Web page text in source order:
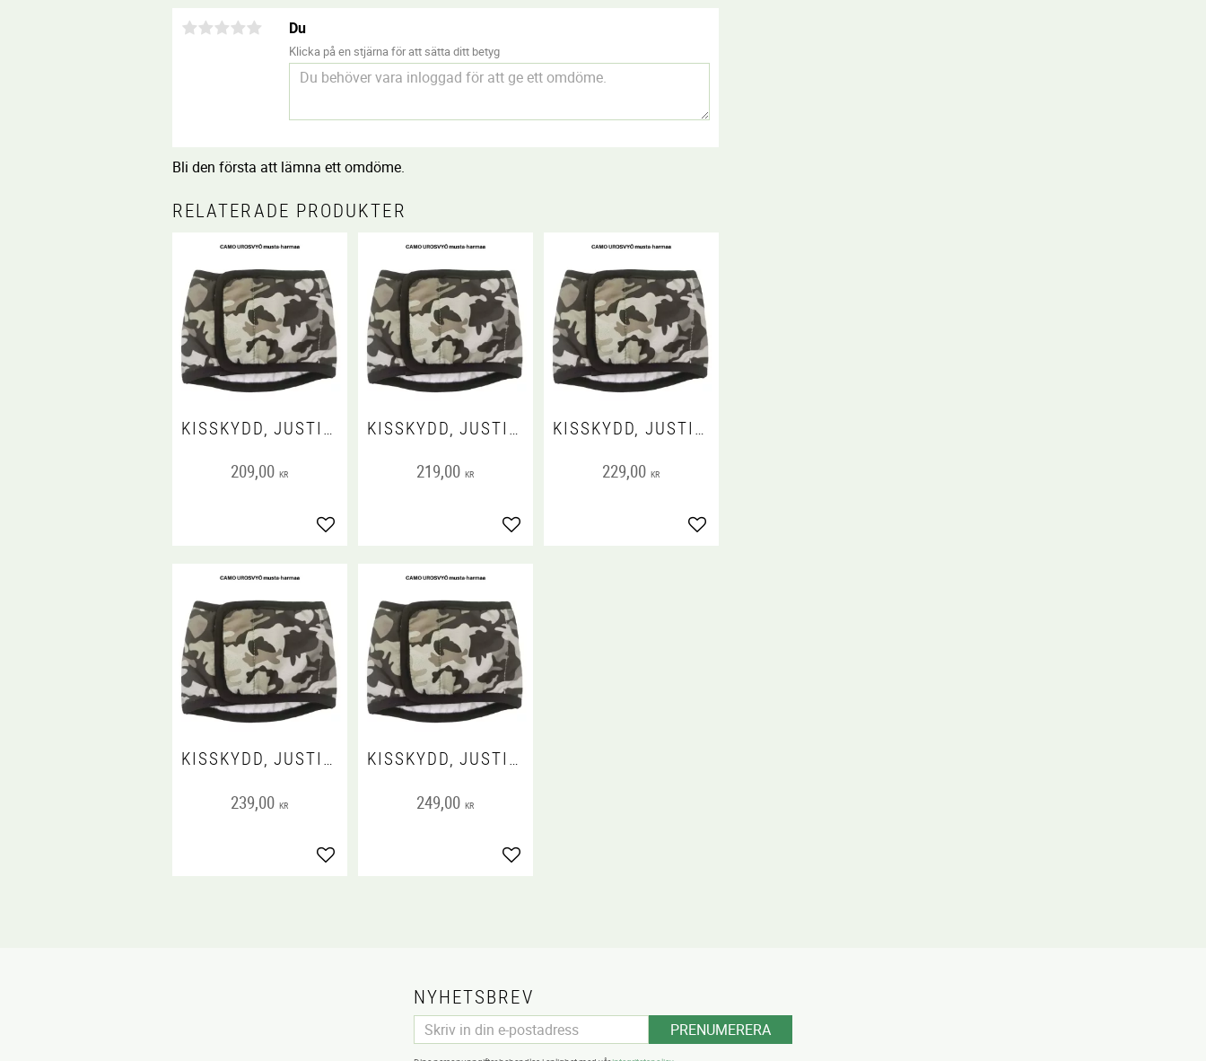
Du
Klicka på en stjärna för att sätta ditt betyg
Bli den första att lämna ett omdöme.
RELATERADE PRODUKTER
KISSKYDD, JUSTINCASE CAMO, XXS
209,00 KR
Lägg till i favoriter
KISSKYDD, JUSTINCASE CAMO, XS
219,00 KR
Lägg till i favoriter
KISSKYDD, JUSTINCASE CAMO, S
229,00 KR
Lägg till i favoriter
KISSKYDD, JUSTINCASE CAMO, M
239,00 KR
Lägg till i favoriter
KISSKYDD, JUSTINCASE CAMO, L
249,00 KR
Lägg till i favoriter
NYHETSBREV
PRENUMERERA